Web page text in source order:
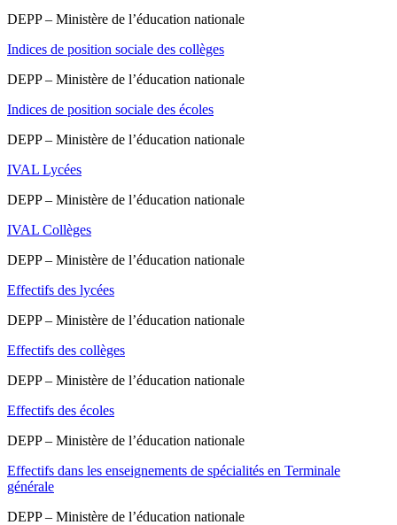
DEPP – Ministère de l’éducation nationale
Indices de position sociale des collèges
DEPP – Ministère de l’éducation nationale
Indices de position sociale des écoles
DEPP – Ministère de l’éducation nationale
IVAL Lycées
DEPP – Ministère de l’éducation nationale
IVAL Collèges
DEPP – Ministère de l’éducation nationale
Effectifs des lycées
DEPP – Ministère de l’éducation nationale
Effectifs des collèges
DEPP – Ministère de l’éducation nationale
Effectifs des écoles
DEPP – Ministère de l’éducation nationale
Effectifs dans les enseignements de spécialités en Terminale
générale
DEPP – Ministère de l’éducation nationale